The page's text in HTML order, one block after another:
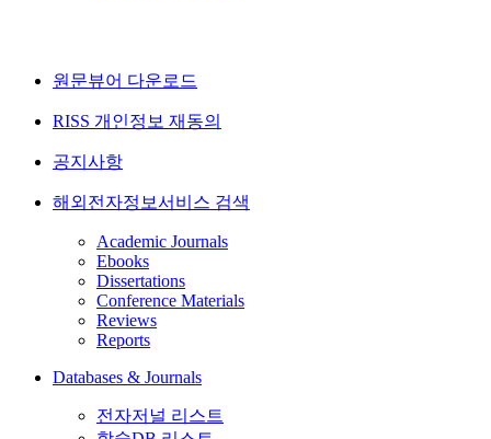
원문뷰어 다운로드
RISS 개인정보 재동의
공지사항
해외전자정보서비스 검색
Academic Journals
Ebooks
Dissertations
Conference Materials
Reviews
Reports
Databases & Journals
전자저널 리스트